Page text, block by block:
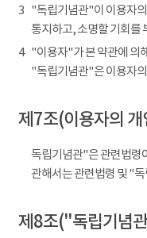
3 "독립기념관"이 이용자의
통지하고, 소명할 기회를
4
"이용자"가 본 약관에 의
"독립기념관"은 이용자
제7조(이용자의
독립기념관"은 관련법령
관해서는 관련법령 및 "
제8조("독립기념